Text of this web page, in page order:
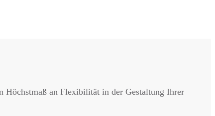
Höchstmaß an Flexibilität in der Gestaltung Ihrer